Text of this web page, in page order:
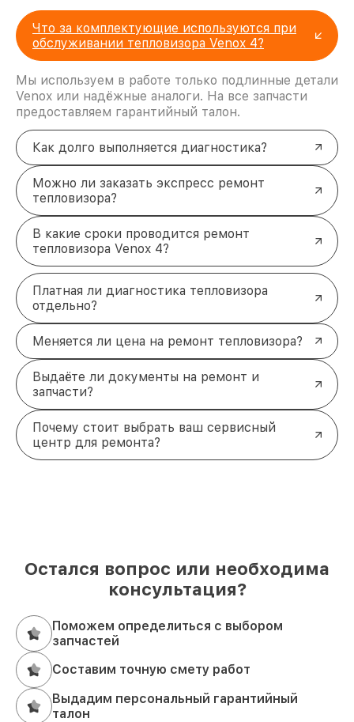
Что за комплектующие используются при
обслуживании тепловизора Venox 4?
Мы используем в работе только подлинные детали
Venox или надёжные аналоги. На все запчасти
предоставляем гарантийный талон.
Как долго выполняется диагностика?
Можно ли заказать экспресс ремонт
тепловизора?
В какие сроки проводится ремонт
тепловизора Venox 4?
Платная ли диагностика тепловизора
отдельно?
Меняется ли цена на ремонт тепловизора?
Выдаёте ли документы на ремонт и
запчасти?
Почему стоит выбрать ваш сервисный
центр для ремонта?
Остался вопрос или необходима
консультация?
Поможем определиться с выбором
запчастей
Составим точную смету работ
Выдадим персональный гарантийный
талон